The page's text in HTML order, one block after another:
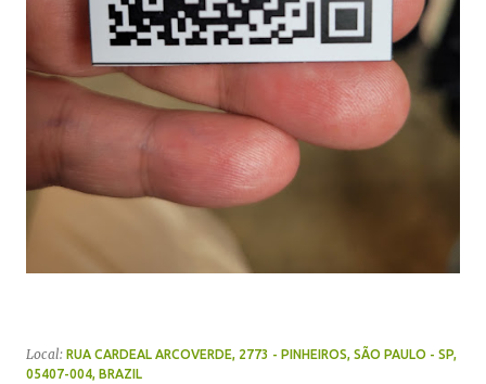
Local: RUA CARDEAL ARCOVERDE, 2773 - PINHEIROS, SÃO PAULO - SP,
05407-004, BRAZIL